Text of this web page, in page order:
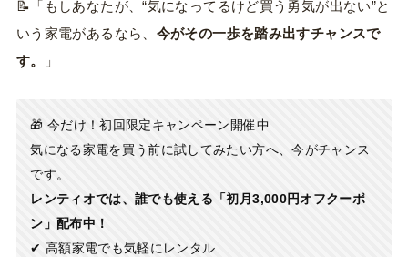
📝「もしあなたが、“気になってるけど買う勇気が出ない”と
いう家電があるなら、 今がその一歩を踏み出すチャンスで
す。
」
🎁 今だけ！初回限定キャンペーン開催中
気になる家電を買う前に試してみたい方へ、今がチャンス
です。
レンティオでは、誰でも使える「初月3,000円オフクーポ
ン」配布中！
✔ 高額家電でも気軽にレンタル